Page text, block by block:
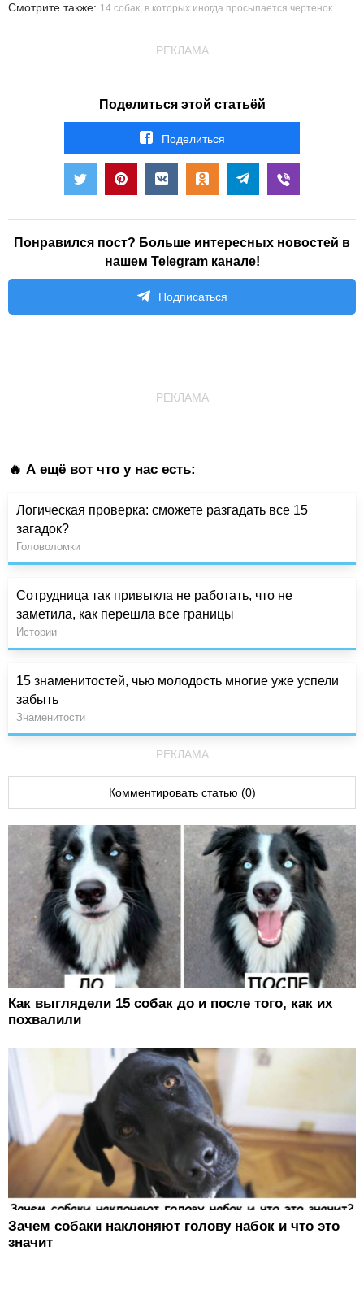
Смотрите также: 14 собак, в которых иногда просыпается чертенок
РЕКЛАМА
Поделиться этой статьёй
Поделиться
Понравился пост? Больше интересных новостей в
нашем Telegram канале!
Подписаться
РЕКЛАМА
🔥 А ещё вот что у нас есть:
Логическая проверка: сможете разгадать все 15
загадок?
Головоломки
Сотрудница так привыкла не работать, что не
заметила, как перешла все границы
Истории
15 знаменитостей, чью молодость многие уже успели
забыть
Знаменитости
РЕКЛАМА
Комментировать статью (0)
Как выглядели 15 собак до и после того, как их
похвалили
Зачем собаки наклоняют голову набок и что это
значит